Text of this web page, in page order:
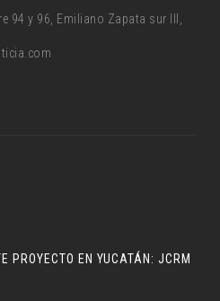
94 y 96, Emiliano Zapata sur lll,
PROYECTO EN YUCATÁN: JCRM